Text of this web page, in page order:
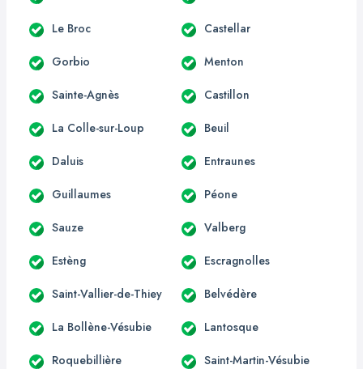
Le Broc Castellar
Gorbio Menton
Sainte-Agnès Castillon
La Colle-sur-Loup Beuil
Daluis Entraunes
Guillaumes Péone
Sauze Valberg
Estèng Escragnolles
Saint-Vallier-de-Thiey Belvédère
La Bollène-Vésubie Lantosque
Roquebillière Saint-Martin-Vésubie